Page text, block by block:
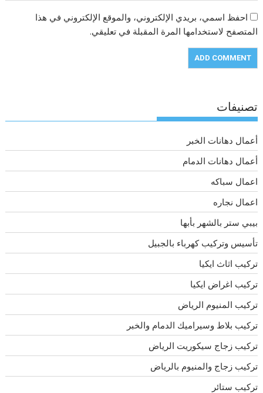
احفظ اسمي، بريدي الإلكتروني، والموقع الإلكتروني في هذا
المتصفح لاستخدامها المرة المقبلة في تعليقي.
تصنيفات
أعمال دهانات الخبر
أعمال دهانات الدمام
اعمال سباكه
اعمال نجاره
بيبي ستر بالشهر بأبها
تأسيس وتركيب كهرباء بالجبيل
تركيب اثاث ايكيا
تركيب اغراض ايكيا
تركيب المنيوم الرياض
تركيب بلاط وسيراميك الدمام والخبر
تركيب زجاج سيكوريت الرياض
تركيب زجاج والمنيوم بالرياض
تركيب ستائر